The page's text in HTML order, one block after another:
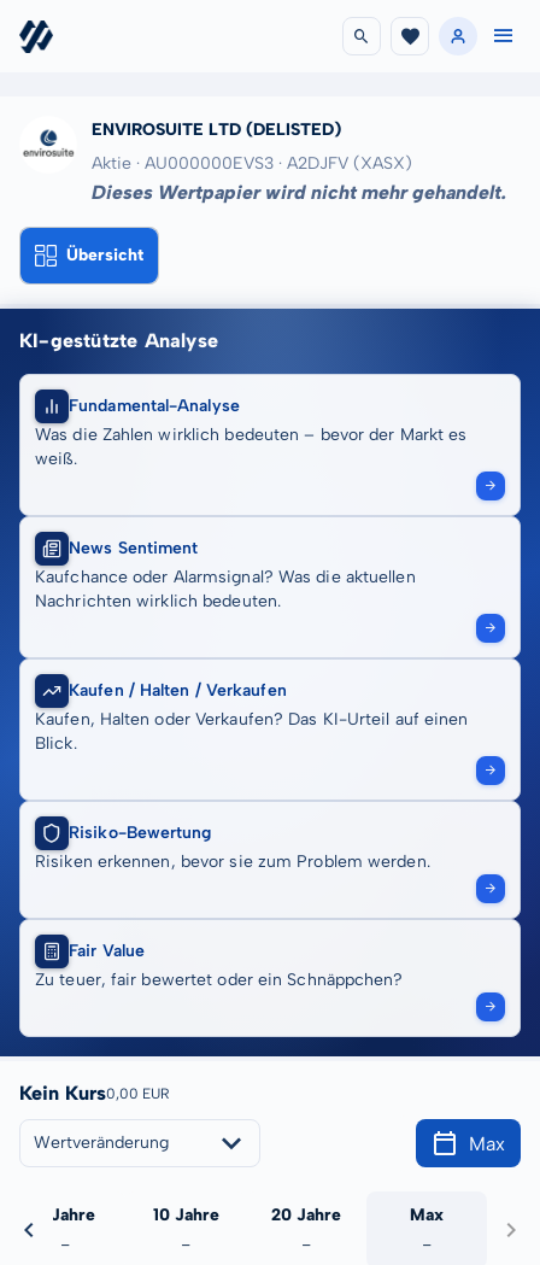
ENVIROSUITE LTD (DELISTED)
Aktie · AU000000EVS3 · A2DJFV (XASX)
Dieses Wertpapier wird nicht mehr gehandelt.
Übersicht
KI-gestützte Analyse
Fundamental-Analyse
Was die Zahlen wirklich bedeuten – bevor der Markt es
weiß.
News Sentiment
Kaufchance oder Alarmsignal? Was die aktuellen
Nachrichten wirklich bedeuten.
Kaufen / Halten / Verkaufen
Kaufen, Halten oder Verkaufen? Das KI-Urteil auf einen
Blick.
Risiko-Bewertung
Risiken erkennen, bevor sie zum Problem werden.
Fair Value
Zu teuer, fair bewertet oder ein Schnäppchen?
Kein Kurs0,00 EUR
Wertveränderung Max
5 Jahre
-
10 Jahre
-
20 Jahre
-
Max
-